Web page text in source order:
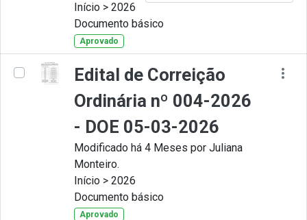
Início > 2026
Documento básico
Aprovado
Edital de Correição
Ordinária nº 004-2026
- DOE 05-03-2026
Modificado há 4 Meses por Juliana
Monteiro.
Início > 2026
Documento básico
Aprovado